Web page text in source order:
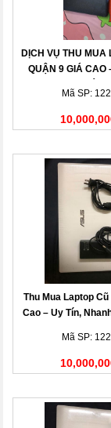
DỊCH VỤ THU MUA
QUẬN 9 GIÁ CAO
Mã SP:
Thu Mua Laptop Cũ
Cao – Uy Tín,
Mã SP: